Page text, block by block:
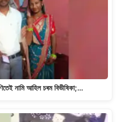
নামি আহিল চৰম বিভীষিকা;…